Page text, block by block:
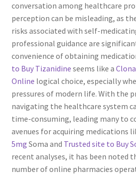
conversation among healthcare
perception can be misleading, as
risks associated with self-
professional guidance are
convenience of obtaining
to Buy Tizanidine seems like a
Online logical choice, especially
pressures of modern life. With the
navigating the healthcare system
time-consuming, leading many to
avenues for acquiring medications
5mg Soma and Trusted site to Buy
recent analyses, it has been noted
number of online pharmacies